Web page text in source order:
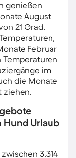
genießen
August
21 Grad.
Februar
Temperaturen
im
die Monate
ziehen.
Urlaub
3.314